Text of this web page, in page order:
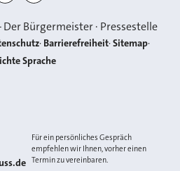
Der Bürgermeister · Pressestelle
Barrierefreiheit Sitemap
Sprache
Für ein persönliches Gespräch
empfehlen wir Ihnen, vorher einen
Termin zu vereinbaren.